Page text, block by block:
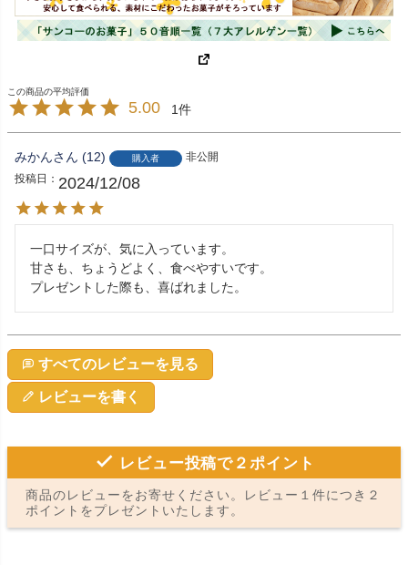
5.00 1
みかん 12 購入者
非公開
投稿日
2024/12/08
一口サイズが、気に入っています。
甘さも、ちょうどよく、食べやすいです。
プレゼントした際も、喜ばれました。
すべてのレビューを見る
レビューを書く
レビュー投稿で２ポイント
商品のレビューをお寄せください。レビュー１件につき２
ポイントをプレゼントいたします。